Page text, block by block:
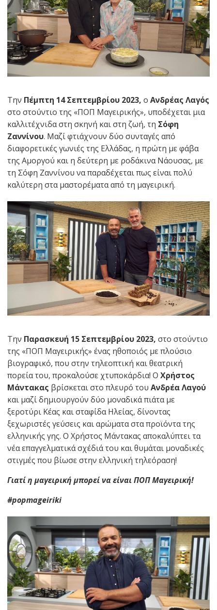
Την Πέμπτη 14 Σεπτεμβρίου 2023, ο Ανδρέας Λαγός
στο στούντιο της «ΠΟΠ Μαγειρικής», υποδέχεται μια
καλλιτέχνιδα στη σκηνή και στη ζωή, τη Σόφη
Ζαννίνου. Μαζί φτιάχνουν δύο συνταγές από
διαφορετικές γωνιές της Ελλάδας, η πρώτη με φάβα
της Αμοργού και η δεύτερη με ροδάκινα Νάουσας, με
τη Σόφη Ζαννίνου να παραδέχεται πως είναι πολύ
καλύτερη στα μαστορέματα από τη μαγειρική.
Την Παρασκευή 15 Σεπτεμβρίου 2023, στο στούντιο
της «ΠΟΠ Μαγειρικής» ένας ηθοποιός με πλούσιο
βιογραφικό, που στην τηλεοπτική και θεατρική
πορεία του, προκαλούσε χτυποκάρδια! Ο Χρήστος
Μάντακας βρίσκεται στο πλευρό του Ανδρέα Λαγού
και μαζί δημιουργούν δύο μοναδικά πιάτα με
ξεροτύρι Κέας και σταφίδα Ηλείας, δίνοντας
ξεχωριστές γεύσεις και αρώματα στα προϊόντα της
ελληνικής γης. Ο Χρήστος Μάντακας αποκαλύπτει τα
νέα επαγγελματικά σχέδιά του και θυμάται μοναδικές
στιγμές που βίωσε στην ελληνική τηλεόραση!
Γιατί η μαγειρική μπορεί να είναι ΠΟΠ Μαγειρική!
#popmageiriki